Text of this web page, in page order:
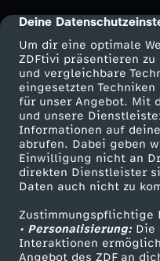
cmp-dialog-
Deine
Um dir eine optimale
ZDFtivi präsentieren zu
und vergleichbare
eingesetzten
für unser Angebot. Mit
und unsere
Informationen auf
abrufen. Dabei geben
Einwilligung nicht an
direkten Dienstleister
Daten auch nicht zu
Zustimmungspflichtige
• Personalisierung:Die
Interaktionen
Angebot des ZDF an
e
f
r
a
g
u
n
Mehr ZDF
ZDF-Apps
Smart TV
ZDFtext
Livestreams
Sendungen A-Z